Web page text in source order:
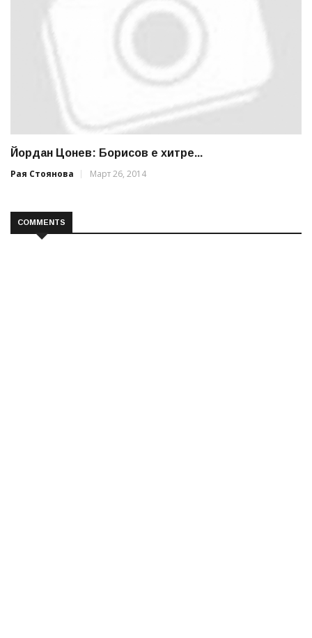
Йордан Цонев: Борисов е хитре...
Рая Стоянова
Март 26, 2014
COMMENTS